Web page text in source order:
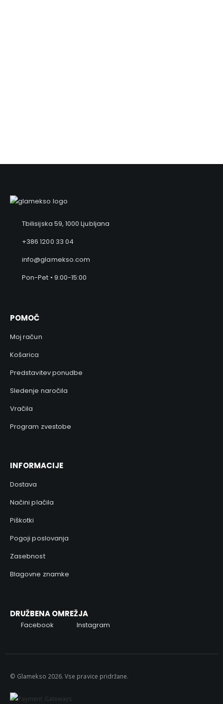
Tbilisijska 59, 1000 Ljubljana
+386 1200 33 04
info@glamekso.com
Pon-Pet • 9:00-15:00
POMOČ
Moj račun
Košarica
Predstavitev ponudbe
Sledenje naročila
Vračila
Program zvestobe
INFORMACIJE
Dostava
Načini plačila
Piškotki
Pogoji poslovanja
Zasebnost
Blagovne znamke
DRUŽBENA OMREŽJA
Facebook Instagram
© Glamekso 2026. Vse pravice pridržane.